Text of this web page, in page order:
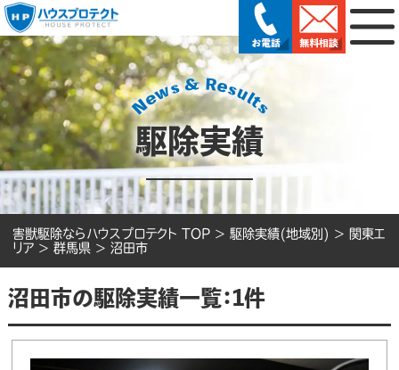
駆除実績
害獣駆除ならハウスプロテクト TOP > 駆除実績(地域別) > 関東エ
リア > 群馬県 > 沼田市
沼田市の駆除実績一覧：1件